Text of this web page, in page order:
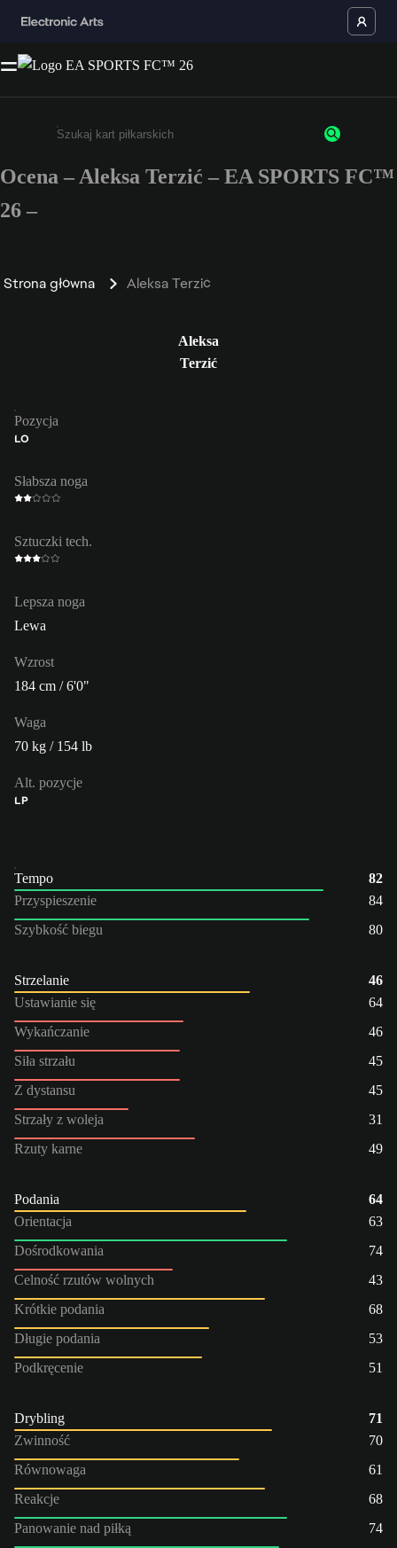
Wpisz co najmniej 3 znaki lub cyfry.
Ocena – Aleksa Terzić – EA SPORTS FC™
26 –
Strona główna Aleksa Terzić
Aleksa
Terzić
Pozycja
LO
Słabsza noga
Sztuczki tech.
Lepsza noga
Lewa
Wzrost
184 cm / 6'0"
Waga
70 kg / 154 lb
Alt. pozycje
LP
Tempo
82
Przyspieszenie
84
Szybkość biegu
80
Strzelanie
46
Ustawianie się
64
Wykańczanie
46
Siła strzału
45
Z dystansu
45
Strzały z woleja
31
Rzuty karne
49
Podania
64
Orientacja
63
Dośrodkowania
74
Celność rzutów wolnych
43
Krótkie podania
68
Długie podania
53
Podkręcenie
51
Drybling
71
Zwinność
70
Równowaga
61
Reakcje
68
Panowanie nad piłką
74